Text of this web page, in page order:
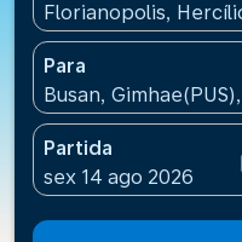
Florianopolis,
Para
Busan,
Partida
fc-booking-
sex 14 ago 2026